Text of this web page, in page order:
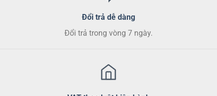
Đổi trả dễ dàng
Đổi trả trong vòng 7 ngày.